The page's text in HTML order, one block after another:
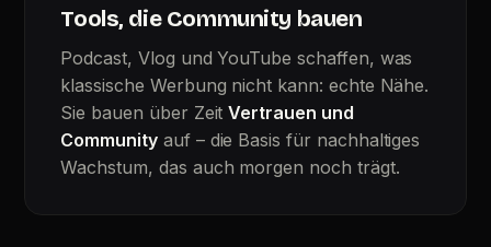
Tools, die Community bauen
Podcast, Vlog und YouTube schaffen, was
klassische Werbung nicht kann: echte Nähe.
Sie bauen über ZeitVertrauen und
Communityauf – die Basis für nachhaltiges
Wachstum, das auch morgen noch trägt.